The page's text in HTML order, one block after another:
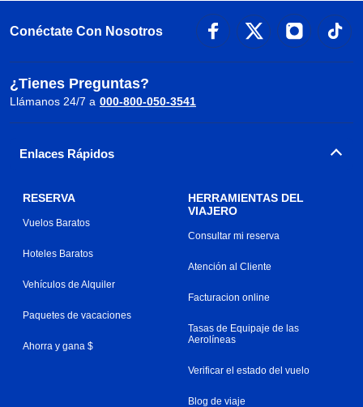
Conéctate Con Nosotros
¿Tienes Preguntas?
Llámanos 24/7 a 000-800-050-3541
Enlaces Rápidos
RESERVA
Vuelos Baratos
Hoteles Baratos
Vehículos de Alquiler
Paquetes de vacaciones
Ahorra y gana $
HERRAMIENTAS DEL
VIAJERO
Consultar mi reserva
Atención al Cliente
Facturacion online
Tasas de Equipaje de las
Aerolíneas
Verificar el estado del vuelo
Blog de viaje